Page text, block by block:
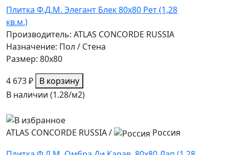
Плитка Ф.Д.М. Элегант Блек 80х80 Рет (1,28
кв.м.)
Производитель: ATLAS CONCORDE RUSSIA
Назначение: Пол / Стена
Размер: 80x80
4 673 ₽ В корзину
В наличии (1.28/м2)
ATLAS CONCORDE RUSSIA/
Россия